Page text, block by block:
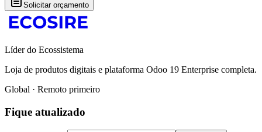
Solicitar orçamento
Líder do Ecossistema
Loja de produtos digitais e plataforma Odoo 19 Enterprise completa.
Global · Remoto primeiro
Fique atualizado